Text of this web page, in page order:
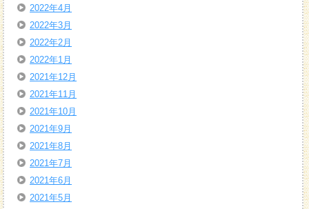
2022年4月
2022年3月
2022年2月
2022年1月
2021年12月
2021年11月
2021年10月
2021年9月
2021年8月
2021年7月
2021年6月
2021年5月